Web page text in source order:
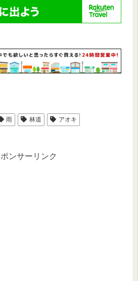
雨 林道
アオキ
ンサーリンク